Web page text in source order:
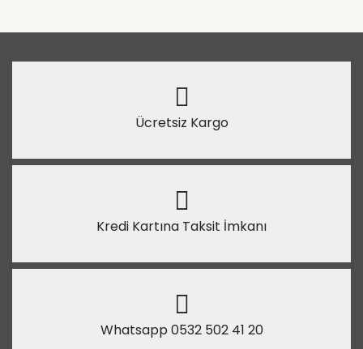
Ücretsiz Kargo
Kredi Kartına Taksit İmkanı
Whatsapp 0532 502 41 20